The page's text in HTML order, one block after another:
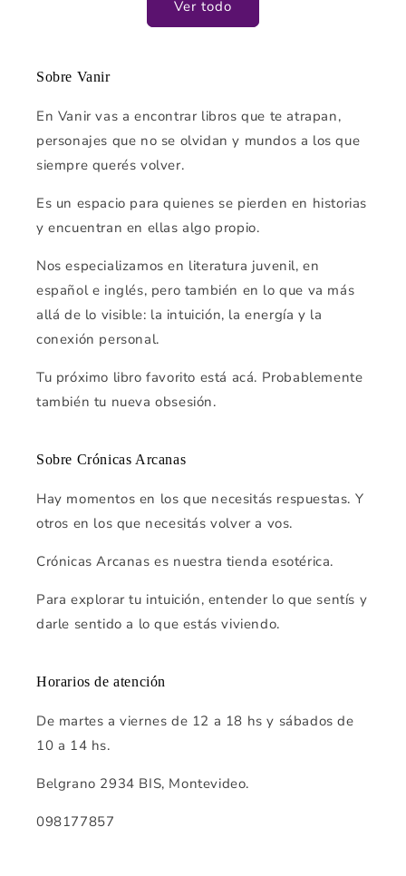
Ver todo
Sobre Vanir
En Vanir vas a encontrar libros que te atrapan,
personajes que no se olvidan y mundos a los que
siempre querés volver.
Es un espacio para quienes se pierden en historias
y encuentran en ellas algo propio.
Nos especializamos en literatura juvenil, en
español e inglés, pero también en lo que va más
allá de lo visible: la intuición, la energía y la
conexión personal.
Tu próximo libro favorito está acá. Probablemente
también tu nueva obsesión.
Sobre Crónicas Arcanas
Hay momentos en los que necesitás respuestas. Y
otros en los que necesitás volver a vos.
Crónicas Arcanas es nuestra tienda esotérica.
Para explorar tu intuición, entender lo que sentís y
darle sentido a lo que estás viviendo.
Horarios de atención
De martes a viernes de 12 a 18 hs y sábados de
10 a 14 hs.
Belgrano 2934 BIS, Montevideo.
098177857